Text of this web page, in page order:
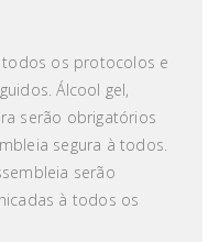
todos os protocolos e
Álcool gel,
serão obrigatórios
segura à todos.
serão
à todos os